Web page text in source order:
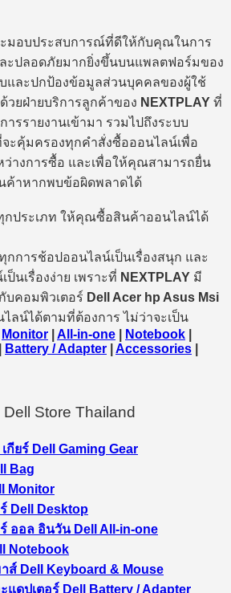
มอบประสบการณ์ที่ดีให้กับคุณในการ
ะปลอดภัยมากยิ่งขึ้นบนแพลตฟอร์มของ
บและปกป้องข้อมูลส่วนบุคคลของผู้ใช้
วยฝ่ายบริการลูกค้าของ NEXTPLAY ที่
รรายงานเข้ามา รวมไปถึงระบบ
ะคุ้มครองทุกคำสั่งซื้อออนไลน์เพื่อ
างการซื้อ และเพื่อให้คุณสามารถยื่น
ค้าหากพบข้อผิดพลาดได้
ประเภท ให้คุณซื้อสินค้าออนไลน์ได้
การช้อปออนไลน์เป็นเรื่องสนุก และ
นเรื่องง่าย เพราะที่ NEXTPLAY มี
บคอมพิวเตอร์ Dell Acer hp Asus Msi
ลน์ได้ตามที่ต้องการ ไม่ว่าจะเป็น
Monitor All-in-one Notebook
Battery / Adapter Accessories
Store Thailand
กียร์ Dell Gaming Gear
Bag
Monitor
Dell Desktop
ออล อินวัน Dell All-in-one
Notebook
ส์ Dell Keyboard & Mouse
แดปเตอร์ Dell Battery / Adapter